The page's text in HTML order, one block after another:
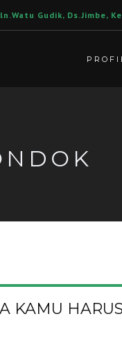
Gudik, Ds.Jimbe,
KAMU